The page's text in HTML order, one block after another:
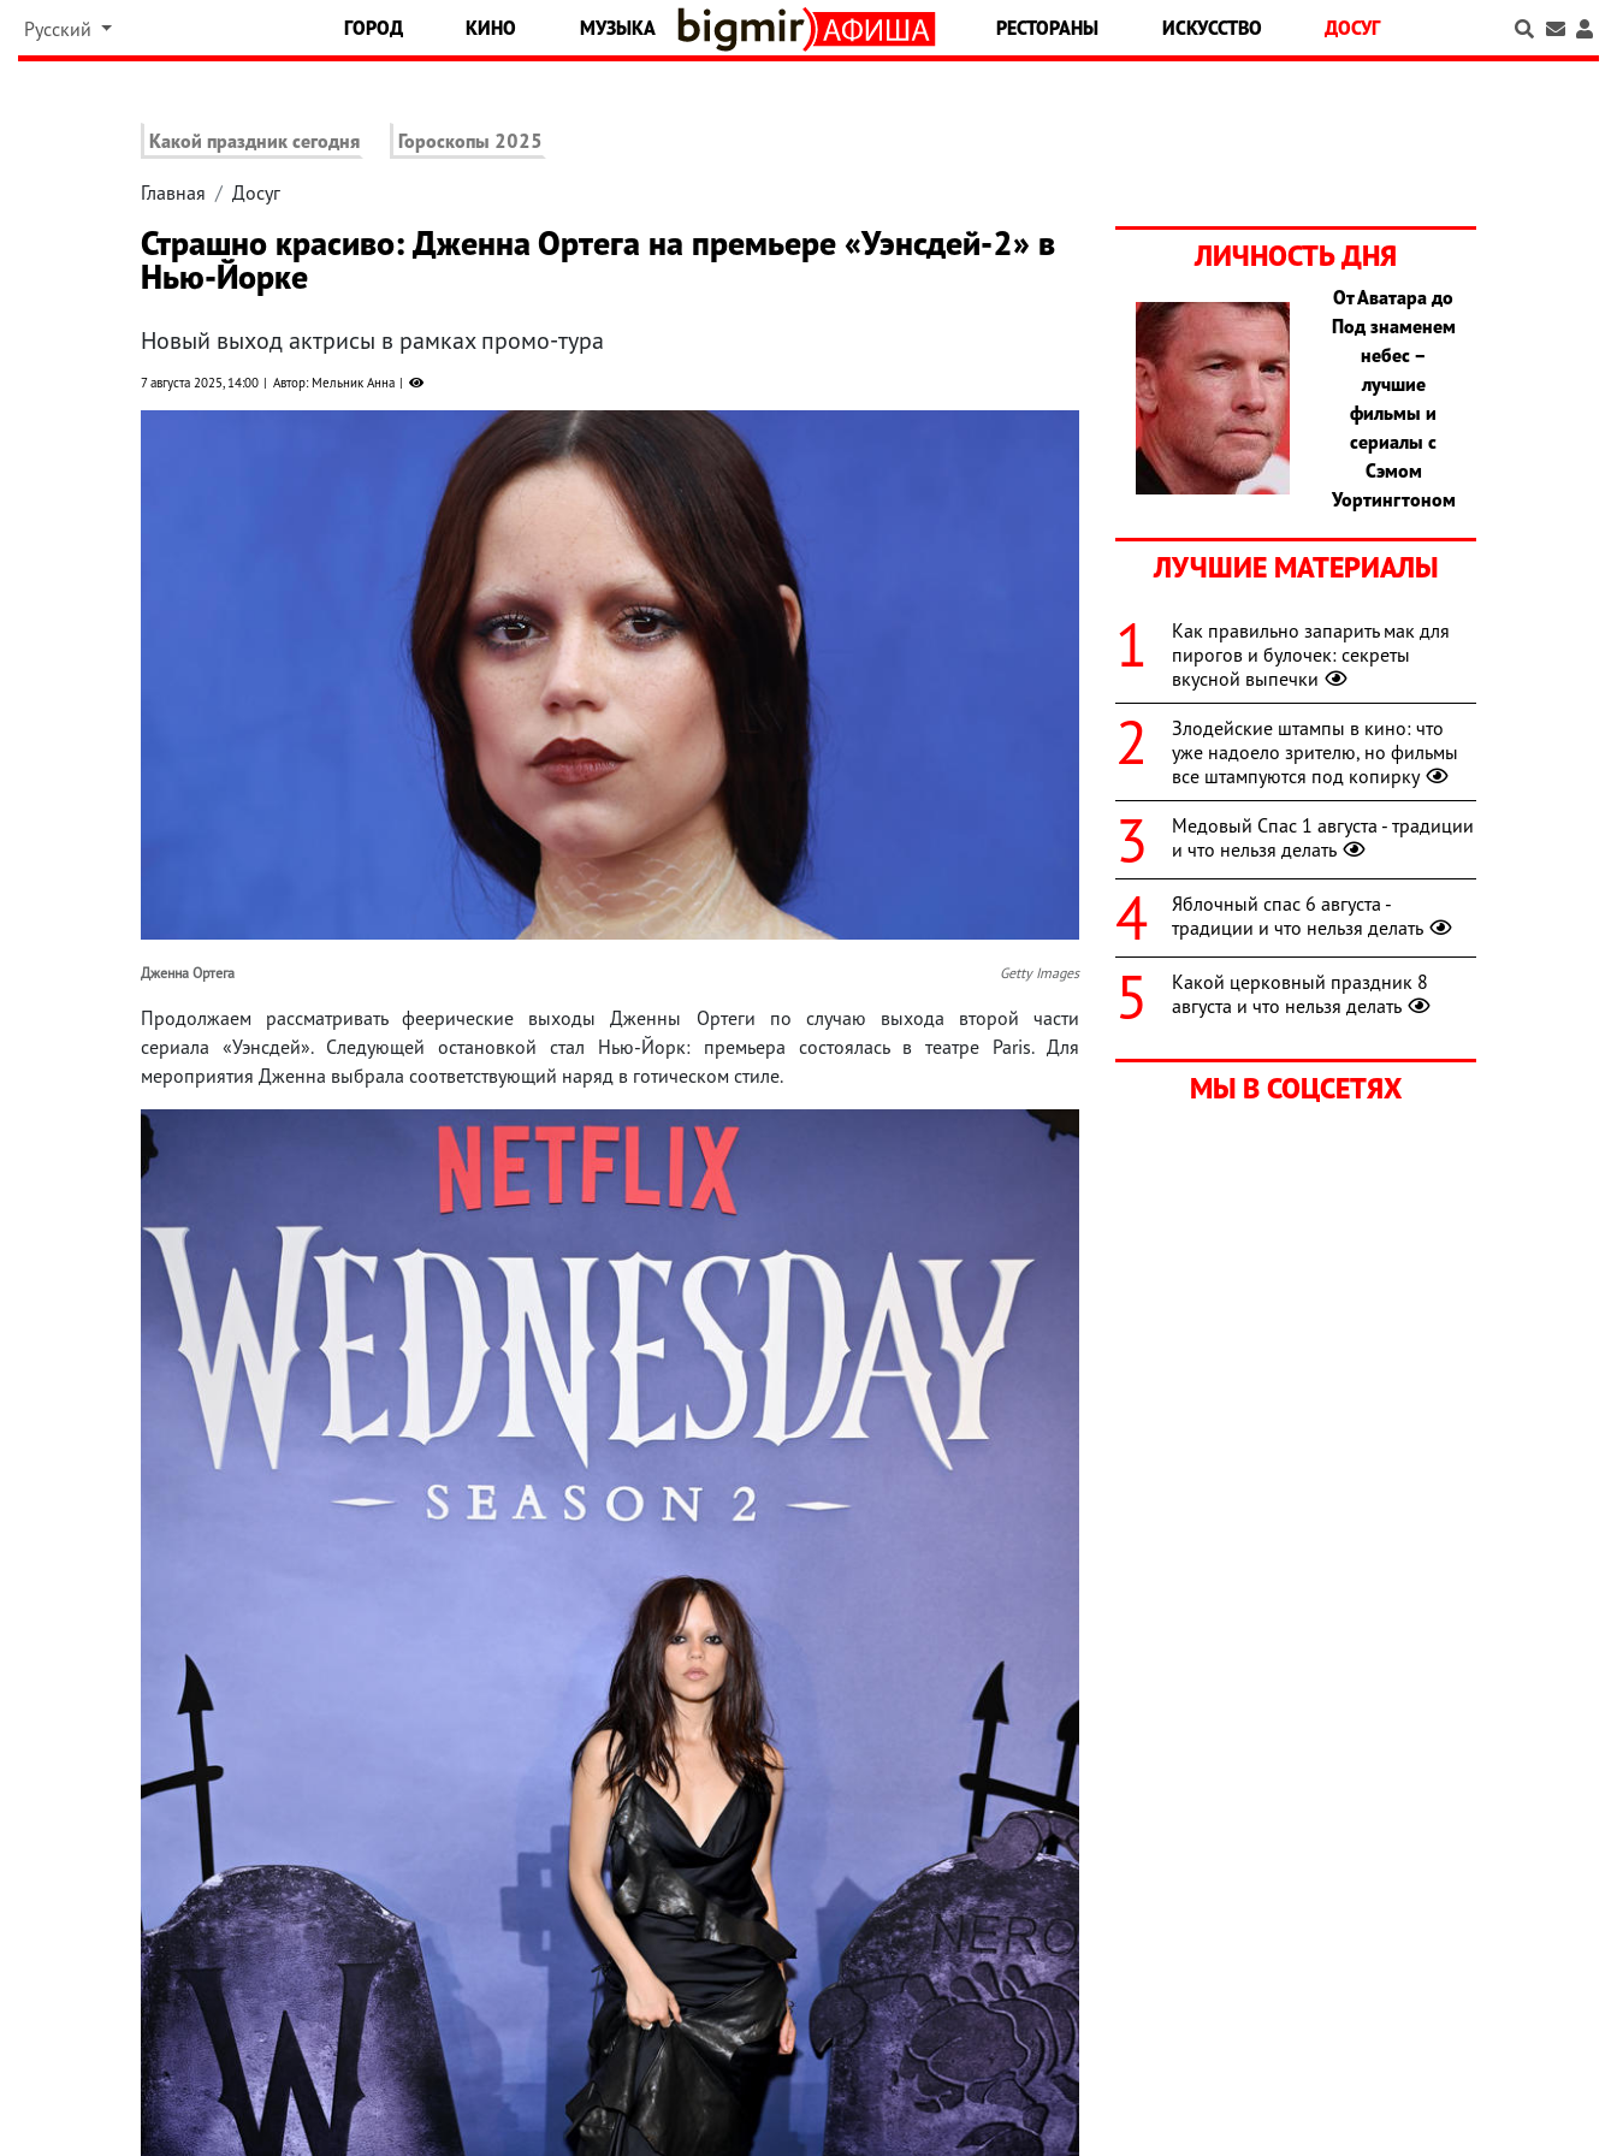
Русский ГОРОД КИНО МУЗЫКА РЕСТОРАНЫ ИСКУССТВО ДОСУГ
Какой праздник сегодня Гороскопы 2025
Главная Досуг
Страшно красиво: Дженна Ортега на премьере «Уэнсдей-2» в
Нью-Йорке
Новый выход актрисы в рамках промо-тура
7 августа 2025, 14:00 Автор: Мельник Анна
Дженна Ортега Getty Images
Продолжаем рассматривать феерические выходы Дженны Ортеги по случаю выхода второй части
сериала «Уэнсдей». Следующей остановкой стал Нью-Йорк: премьера состоялась в театре Paris. Для
мероприятия Дженна выбрала соответствующий наряд в готическом стиле.
ЛИЧНОСТЬ ДНЯ
От Аватара до
Под знаменем
небес –
лучшие
фильмы и
сериалы с
Сэмом
Уортингтоном
ЛУЧШИЕ МАТЕРИАЛЫ
Как правильно запарить мак для
пирогов и булочек: секреты
вкусной выпечки
Злодейские штампы в кино: что
уже надоело зрителю, но фильмы
все штампуются под копирку
Медовый Спас 1 августа - традиции
и что нельзя делать
Яблочный спас 6 августа -
традиции и что нельзя делать
Какой церковный праздник 8
августа и что нельзя делать
МЫ В СОЦСЕТЯХ